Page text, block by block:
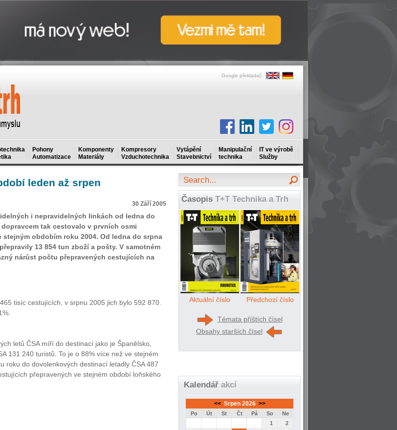
Google překladač:
Pohony
Automatizace
Komponenty
Materiály
Kompresory
Vzduchotechnika
Vytápění
Stavebnictví
Manipulační
technika
IT ve výrobě
Služby
leden až srpen
30 Září 2005
i nepravidelných linkách od ledna do
tak cestovalo v prvních osmi
obdobím roku 2004. Od ledna do srpna
13 854 tun zboží a pošty. V samotném
nárůst počtu přepravených cestujících na
tisíc cestujících, v srpnu 2005 jich bylo 592 870.
letů ČSA míří do destinací jako je Španělsko,
131 240 turistů. To je o 88% více než ve stejném
roku do dovolenkových destinací letadly ČSA 487
přepravených ve stejném období loňského
Časopis T+T Technika a Trh
Aktuální číslo Předchozí číslo
Témata příštích čísel
Obsahy starších čísel
Kalendář akcí
<< Srpen 2026 >>
Po Út St Čt Pá So
Ne
1
2